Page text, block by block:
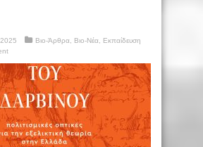
2025 Βιο-Άρθρα Βιο-Νέα
Εκπαίδευση